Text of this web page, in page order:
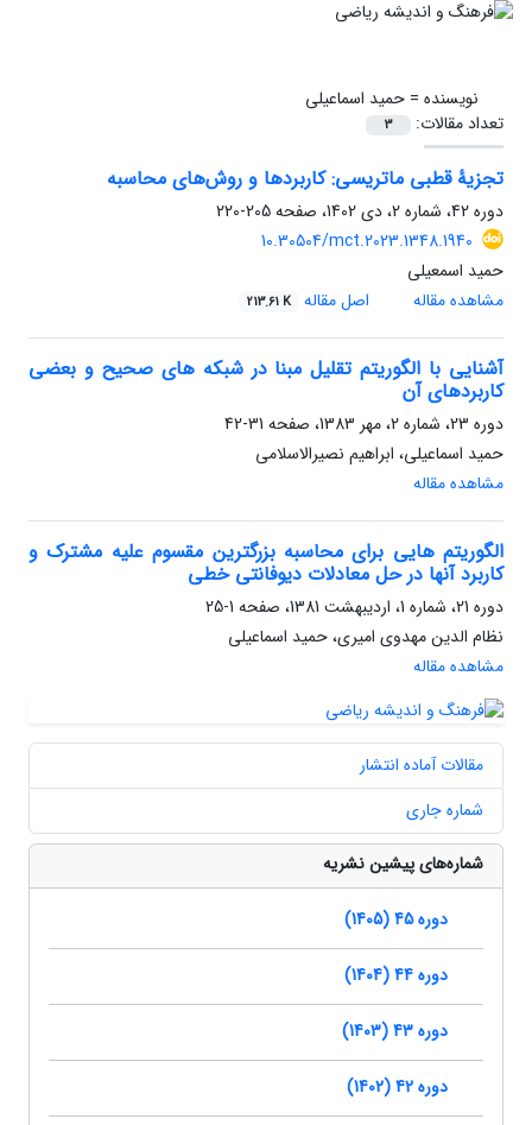
نویسنده =حمید اسماعیلی
تعداد مقالات:
3
تجزیۀ قطبی ماتریسی: کاربردها و روش‌های محاسبه
دوره 42، شماره 2، دی 1402، صفحه
205-220
10.30504/mct.2023.1348.1940
حمید اسمعیلی
مشاهده مقاله
اصل مقاله 213.61 K
آشنایی با الگوریتم تقلیل مبنا در شبکه های صحیح و بعضی
کاربردهای آن
دوره 23، شماره 2، مهر 1383، صفحه
31-42
حمید اسماعیلی، ابراهیم نصیرالاسلامی
مشاهده مقاله
الگوریتم هایی برای محاسبه بزرگترین مقسوم علیه مشترک و
کاربرد آنها در حل معادلات دیوفانتی خطی
دوره 21، شماره 1، اردیبهشت 1381، صفحه
1-25
نظام الدین مهدوی امیری، حمید اسماعیلی
مشاهده مقاله
مقالات آماده انتشار
شماره جاری
شماره‌های پیشین نشریه
دوره 45 (1405)
دوره 44 (1404)
دوره 43 (1403)
دوره 42 (1402)